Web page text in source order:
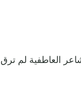
العاطفية لم